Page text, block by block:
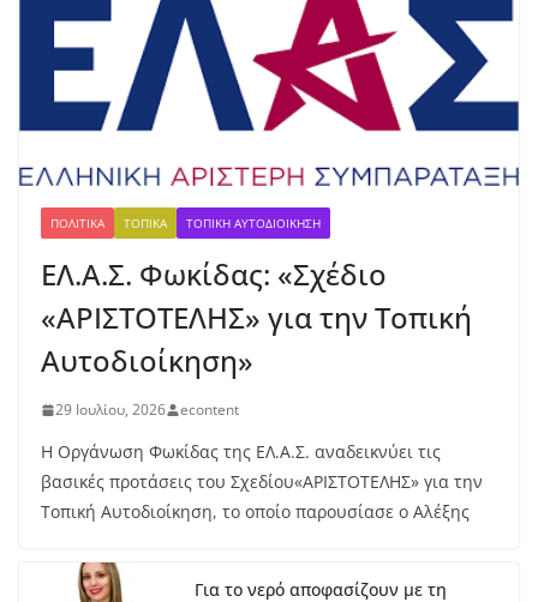
εύ
στ
ο
Κρ
οκ
ύλ
ύσ
Νέα προσπάθεια για την ακτοπλοϊκή σύνδεση
Αχαΐας–Φωκίδας
9 Αυγούστου, 2026
Mετα τη συνάντηση Γεωργιάδη – Σπανού στη Λαμία
ΠΟΛΙΤΙΚΆ ΤΟΠΙΚΆ ΤΟΠΙΚΉ ΑΥΤΟΔΙΟΊΚΗΣΗ
ΕΛ.Α.Σ. Φωκίδας: «Σχέδιο
«ΑΡΙΣΤΟΤΕΛΗΣ» για την Τοπική
Αυτοδιοίκηση»
29 Ιουλίου, 2026 econtent
Η Οργάνωση Φωκίδας της ΕΛ.Α.Σ. αναδεικνύει τις
βασικές προτάσεις του Σχεδίου«ΑΡΙΣΤΟΤΕΛΗΣ» για την
Τοπική Αυτοδιοίκηση, το οποίο παρουσίασε ο Αλέξης
Για το νερό αποφασίζουν με τη